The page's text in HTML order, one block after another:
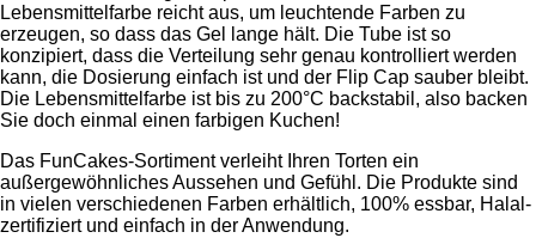
Lebensmittelfarbe reicht aus, um leuchtende Farben zu
erzeugen, so dass das Gel lange hält. Die Tube ist so
konzipiert, dass die Verteilung sehr genau kontrolliert werden
kann, die Dosierung einfach ist und der Flip Cap sauber bleibt.
Die Lebensmittelfarbe ist bis zu 200°C backstabil, also backen
Sie doch einmal einen farbigen Kuchen!
Das FunCakes-Sortiment verleiht Ihren Torten ein
außergewöhnliches Aussehen und Gefühl. Die Produkte sind
in vielen verschiedenen Farben erhältlich, 100% essbar, Halal-
zertifiziert und einfach in der Anwendung.